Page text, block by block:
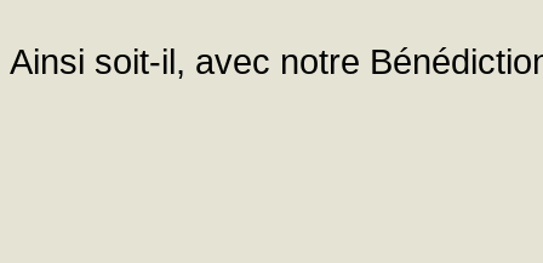
Ainsi soit-il, avec notre